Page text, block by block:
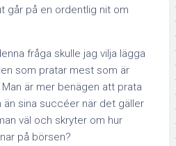
går på en ordentlig nit om
fråga skulle jag vilja lägga
som pratar mest som är
är mer benägen att prata
än sina succéer när det gäller
väl och skryter om hur
på börsen?